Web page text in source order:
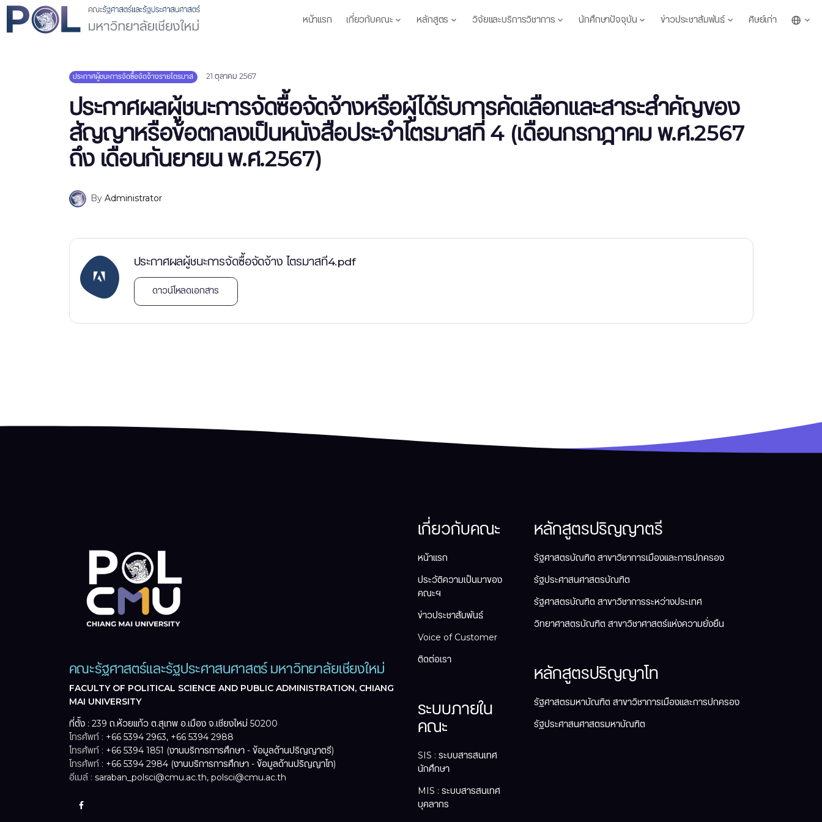
หน้าแรก เกี่ยวกับคณะ หลักสูตร วิจัยและบริการวิชาการ นักศึกษาปัจจุบัน ข่าวประชาสัมพันธ์ ศิษย์เก่า
ประกาศผู้ชนะการจัดซื้อจัดจ้างรายไตรมาส 21 ตุลาคม 2567
ประกาศผลผู้ชนะการจัดซื้อจัดจ้างหรือผู้ได้รับการคัดเลือกและสาระสำคัญของ
สัญญาหรือข้อตกลงเป็นหนังสือประจำไตรมาสที่ 4 (เดือนกรกฎาคม พ.ศ.2567
ถึง เดือนกันยายน พ.ศ.2567)
ByAdministrator
ประกาศผลผู้ชนะการจัดซื้อจัดจ้าง ไตรมาสที4.pdf
ดาวน์โหลดเอกสาร
คณะรัฐศาสตร์และรัฐประศาสนศาสตร์ มหาวิทยาลัยเชียงใหม่
FACULTY OF POLITICAL SCIENCE AND PUBLIC ADMINISTRATION, CHIANG
MAI UNIVERSITY
ที่ตั้ง : 239 ถ.ห้วยแก้ว ต.สุเทพ อ.เมือง จ.เชียงใหม่ 50200
โทรศัพท์ : +66 5394 2963, +66 5394 2988
โทรศัพท์ : +66 5394 1851 (งานบริการการศึกษา - ข้อมูลด้านปริญญาตรี)
โทรศัพท์ : +66 5394 2984 (งานบริการการศึกษา - ข้อมูลด้านปริญญาโท)
อีเมล์ :saraban_polsci@cmu.ac.th, polsci@cmu.ac.th
เกี่ยวกับคณะ
หน้าแรก
ประวัติความเป็นมาของ
คณะฯ
ข่าวประชาสัมพันธ์
Voice of Customer
ติดต่อเรา
ระบบภายใน
คณะ
SIS : ระบบสารสนเทศ
นักศึกษา
MIS : ระบบสารสนเทศ
บุคลากร
หลักสูตรปริญญาตรี
รัฐศาสตรบัณฑิต สาขาวิชาการเมืองและการปกครอง
รัฐประศาสนศาสตรบัณฑิต
รัฐศาสตรบัณฑิต สาขาวิชาการระหว่างประเทศ
วิทยาศาสตรบัณฑิต สาขาวิชาศาสตร์แห่งความยั่งยืน
หลักสูตรปริญญาโท
รัฐศาสตรมหาบัณฑิต สาขาวิชาการเมืองและการปกครอง
รัฐประศาสนศาสตรมหาบัณฑิต